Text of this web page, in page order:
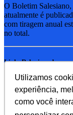
Utilizamos
experiência,
como você
O Boletim
atualmente é
com tiragem anual
no total.
Links Relacionados
RSB - Rede
EDEBE -
UPV - União